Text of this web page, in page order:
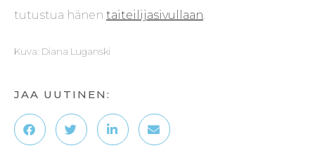
tutustua hänen taiteilijasivullaan
Kuva: Diana Luganski
JAA UUTINEN: